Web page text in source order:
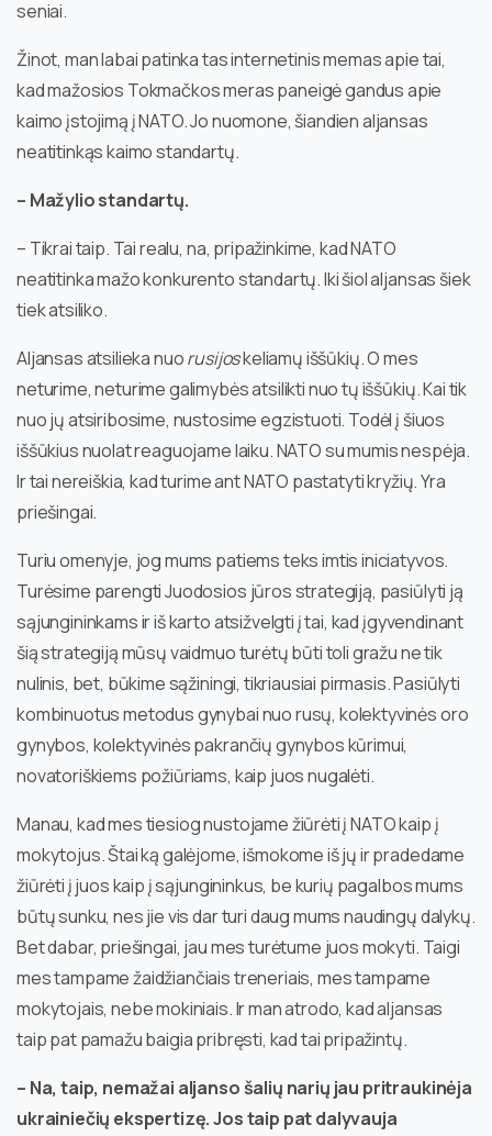
seniai.
Žinot, man labai patinka tas internetinis memas apie tai,
kad mažosios Tokmačkos meras paneigė gandus apie
kaimo įstojimą į NATO. Jo nuomone, šiandien aljansas
neatitinkąs kaimo standartų.
– Mažylio standartų.
– Tikrai taip. Tai realu, na, pripažinkime, kad NATO
neatitinka mažo konkurento standartų. Iki šiol aljansas šiek
tiek atsiliko.
Aljansas atsilieka nuorusijoskeliamų iššūkių. O mes
neturime, neturime galimybės atsilikti nuo tų iššūkių. Kai tik
nuo jų atsiribosime, nustosime egzistuoti. Todėl į šiuos
iššūkius nuolat reaguojame laiku. NATO su mumis nespėja.
Ir tai nereiškia, kad turime ant NATO pastatyti kryžių. Yra
priešingai.
Turiu omenyje, jog mums patiems teks imtis iniciatyvos.
Turėsime parengti Juodosios jūros strategiją, pasiūlyti ją
sąjungininkams ir iš karto atsižvelgti į tai, kad įgyvendinant
šią strategiją mūsų vaidmuo turėtų būti toli gražu ne tik
nulinis, bet, būkime sąžiningi, tikriausiai pirmasis. Pasiūlyti
kombinuotus metodus gynybai nuo rusų, kolektyvinės oro
gynybos, kolektyvinės pakrančių gynybos kūrimui,
novatoriškiems požiūriams, kaip juos nugalėti.
Manau, kad mes tiesiog nustojame žiūrėti į NATO kaip į
mokytojus. Štai ką galėjome, išmokome iš jų ir pradedame
žiūrėti į juos kaip į sąjungininkus, be kurių pagalbos mums
būtų sunku, nes jie vis dar turi daug mums naudingų dalykų.
Bet dabar, priešingai, jau mes turėtume juos mokyti. Taigi
mes tampame žaidžiančiais treneriais, mes tampame
mokytojais, nebe mokiniais. Ir man atrodo, kad aljansas
taip pat pamažu baigia pribręsti, kad tai pripažintų.
– Na, taip, nemažai aljanso šalių narių jau pritraukinėja
ukrainiečių ekspertizę. Jos taip pat dalyvauja